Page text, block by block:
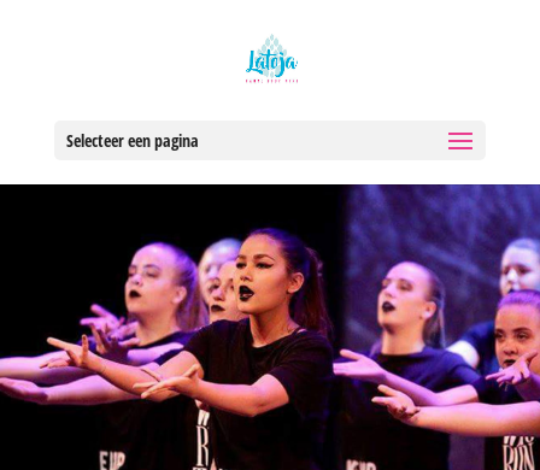
Selecteer een pagina